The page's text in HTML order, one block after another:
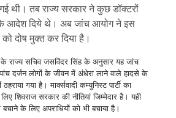
थी। तब राज्य सरकार ने कुछ डॉक्टरों
आदेश दिये थे। अब जांच आयोग ने इस
दोष मुक्त कर दिया है।
के राज्य सचिव जसविंदर सिंह के अनुसार यह जांच
पांच दर्जन लोगों के जीवन में अंधेरा लाने वाले हादसे के
ठहराया गया है। मार्क्सवादी कम्युनिस्ट पार्टी का
शिवराज सरकार की नीतियां जिम्मेदार है। यही
के लिए अपराधियों को भी बचाया है।